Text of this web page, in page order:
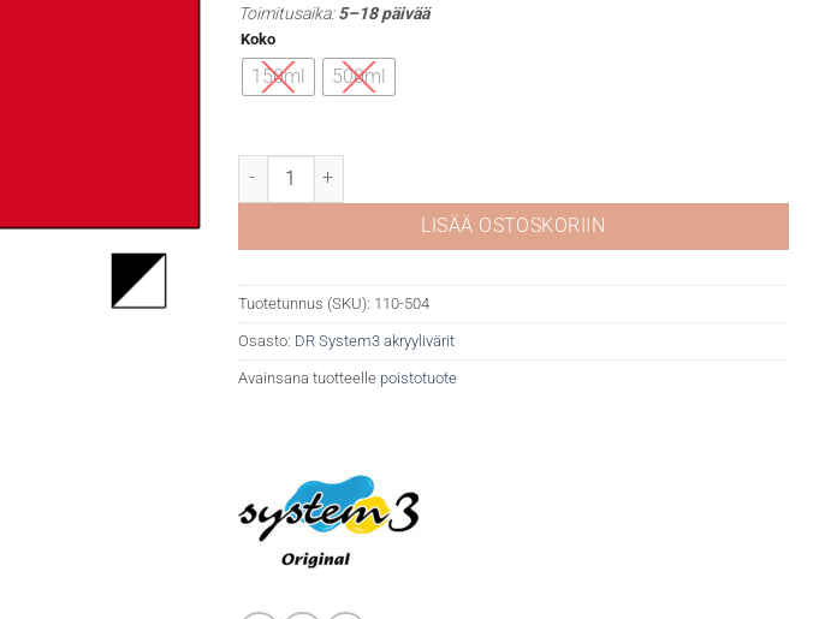
Toimitusaika:5–18 päivää
Koko
150ml 500ml
DR System 3 akryyli 504 Cadmium red deep(hue määrä
LISÄÄ OSTOSKORIIN
Tuotetunnus (SKU): 110-504
Osasto: DR System3 akryylivärit
Avainsana tuotteelle poistotuote